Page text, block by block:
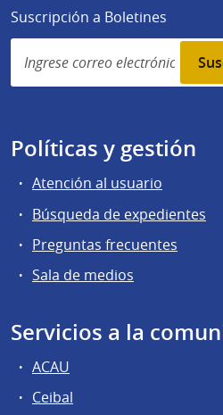
Suscripción a Boletines
Simplenews
subscription
Políticas y gestión
Atención al usuario
Búsqueda de expedientes
Preguntas frecuentes
Sala de medios
Servicios a la
ACAU
Ceibal